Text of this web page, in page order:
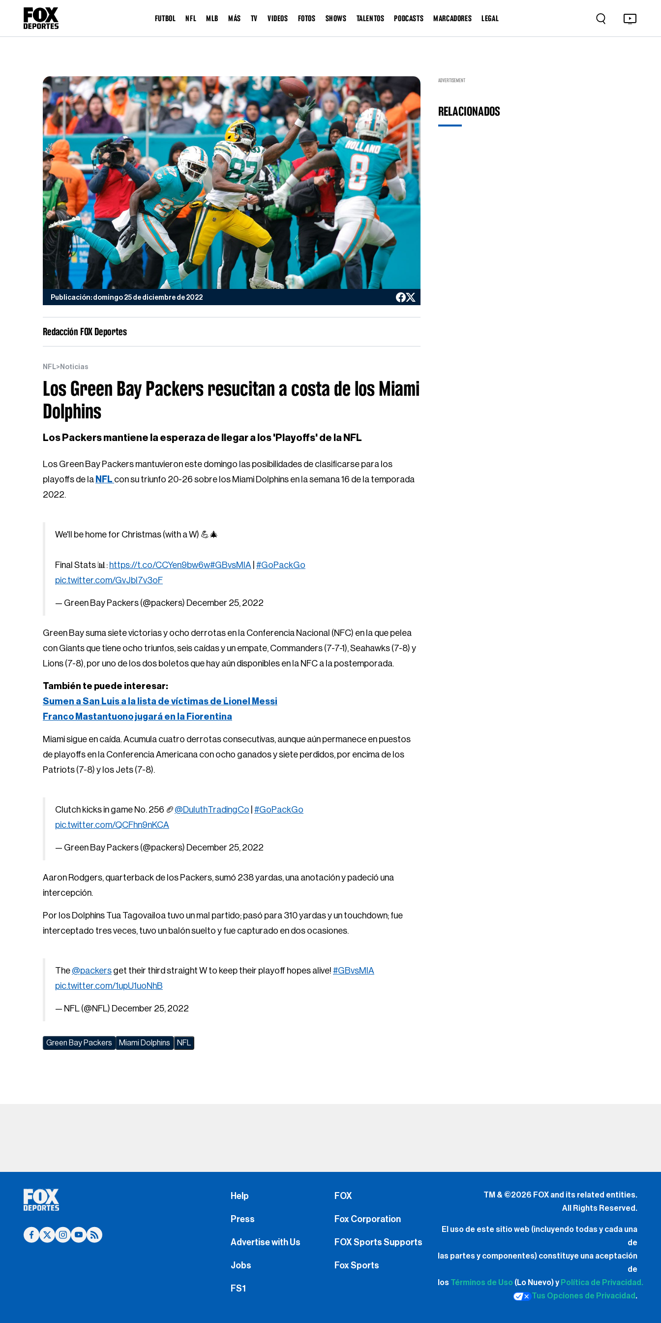
FUTBOL NFL MLB MÁS TV VIDEOS FOTOS SHOWS TALENTOS PODCASTS MARCADORES LEGAL
Publicación: domingo 25 de diciembre de 2022
Redacción FOX Deportes
NFL> Noticias
Los Green Bay Packers resucitan a costa de los Miami
Dolphins
Los Packers mantiene la esperaza de llegar a los 'Playoffs' de la NFL
Los Green Bay Packers mantuvieron este domingo las posibilidades de clasificarse para los
playoffs de la NFL con su triunfo 20-26 sobre los Miami Dolphins en la semana 16 de la temporada
2022.
We'll be home for Christmas (with a W) 💪🎄
Final Stats 📊: https://t.co/CCYen9bw6w#GBvsMIA
#GoPackGo
pic.twitter.com/GvJbI7v3oF
— Green Bay Packers (@packers) December 25, 2022
Green Bay suma siete victorias y ocho derrotas en la Conferencia Nacional (NFC) en la que pelea
con Giants que tiene ocho triunfos, seis caídas y un empate, Commanders (7-7-1), Seahawks (7-8) y
Lions (7-8), por uno de los dos boletos que hay aún disponibles en la NFC a la postemporada.
También te puede interesar:
Sumen a San Luis a la lista de víctimas de Lionel Messi
Franco Mastantuono jugará en la Fiorentina
Miami sigue en caída. Acumula cuatro derrotas consecutivas, aunque aún permanece en puestos
de playoffs en la Conferencia Americana con ocho ganados y siete perdidos, por encima de los
Patriots (7-8) y los Jets (7-8).
Clutch kicks in game No. 256 🏈 @DuluthTradingCo
#GoPackGo
pic.twitter.com/QCFhn9nKCA
— Green Bay Packers (@packers) December 25, 2022
Aaron Rodgers, quarterback de los Packers, sumó 238 yardas, una anotación y padeció una
intercepción.
Por los Dolphins Tua Tagovailoa tuvo un mal partido; pasó para 310 yardas y un touchdown; fue
interceptado tres veces, tuvo un balón suelto y fue capturado en dos ocasiones.
The @packers get their third straight W to keep their playoff hopes alive! #GBvsMIA
pic.twitter.com/1upU1uoNhB
— NFL (@NFL) December 25, 2022
Green Bay Packers Miami Dolphins NFL
ADVERTISEMENT
RELACIONADOS
Press
Advertise with Us
Jobs
FS1
Fox Corporation
FOX Sports Supports
Fox Sports
de
las partes y componentes) constituye una aceptación
Política de Privacidad.
Tus Opciones de Privacidad